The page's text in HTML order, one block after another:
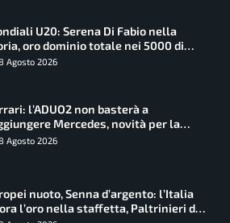
U20: Serena Di Fabio nella
oro dominio totale nei 5000 di
Agosto 2026
l’ADUO2 non basterà a
Mercedes, novità per la
Agosto 2026
nuoto, Senna d’argento: l’Italia
l’oro nella staffetta, Paltrinieri da